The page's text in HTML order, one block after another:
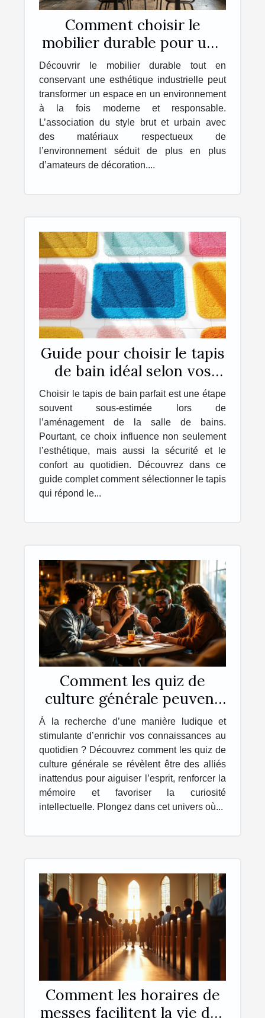
Comment choisir le
mobilier durable pour une
esthétique industrielle ?
Découvrir le mobilier durable tout en
conservant une esthétique industrielle peut
transformer un espace en un environnement
à la fois moderne et responsable.
L’association du style brut et urbain avec
des matériaux respectueux de
l’environnement séduit de plus en plus
d’amateurs de décoration....
Guide pour choisir le tapis
de bain idéal selon vos
besoins
Choisir le tapis de bain parfait est une étape
souvent sous-estimée lors de
l’aménagement de la salle de bains.
Pourtant, ce choix influence non seulement
l’esthétique, mais aussi la sécurité et le
confort au quotidien. Découvrez dans ce
guide complet comment sélectionner le tapis
qui répond le...
Comment les quiz de
culture générale peuvent
enrichir votre quotidien ?
À la recherche d’une manière ludique et
stimulante d’enrichir vos connaissances au
quotidien ? Découvrez comment les quiz de
culture générale se révèlent être des alliés
inattendus pour aiguiser l’esprit, renforcer la
mémoire et favoriser la curiosité
intellectuelle. Plongez dans cet univers où...
Comment les horaires de
messes facilitent la vie des